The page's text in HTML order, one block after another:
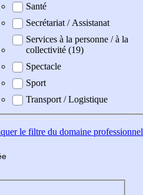
Santé
Secrétariat / Assistanat
Services à la personne / à la
collectivité (19)
Spectacle
Sport
Transport / Logistique
le filtre du domaine professionnel